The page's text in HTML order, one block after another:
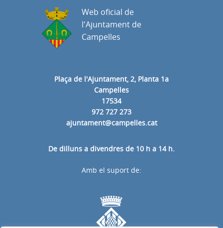
Plaça de l'Ajuntament, 2, Planta 1a
Campelles
17534
972 727 273
ajuntament@campelles.cat
De dilluns a divendres de 10 h a 14 h.
Web oficial de
l'Ajuntament de
Campelles
Amb el suport de: